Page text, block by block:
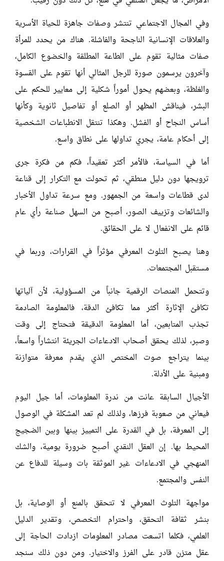
وفي المجال الاجتماعي تنتشر وصفات جاهزة للحياة الأسرية
والعلاقات الإنسانية الناجحة والفاشلة. هناك من يحدد للمرأة
صفات مثالية تقوم على الطاعة المطلقة والخضوع الكامل،
وآخرون يرسمون صورة للرجل المثالي أنها تقوم على القسوة
والغلظة، وبعضهم يحول أموراً شكلية إلى معايير للحكم على
البشر، فيناقش المظهر أو الصلع أو تفاصيل ثانوية وكأنها
أساس النجاح أو الفشل. وهكذا تنتقل الانطباعات الشخصية
إلى أحكام عامة، يجري تداولها على نطاق واسع.
أما في السياسة، فالأمر أكثر تعقيداً، فكم من فكرة جرى
ترويجها دون دليل منطقي، ثم تحولت مع التكرار إلى قناعة
لدى قطاعات واسعة من الجمهور. ومع سرعة تداول الأخبار
والشائعات وتزييف الصور، أصبح من السهل صناعة رأي عام
قائم على الانفعال لا على الحقائق.
وهنا يصبح التلوث المعرفي مؤثراً في القرارات، وربما في
مستقبل المجتمعات.
وتتحمل المنصات الرقمية جانباً من المسؤولية، لأن آلياتها
تكافئ الإثارة أكثر مما تكافئ الدقة، فالمعلومة الصادمة
تجذب المتابعين، أما المعلومة الدقيقة فتحتاج إلى وقت
وصبر، لذلك يحقق أصحاب الادعاءات الجريئة انتشاراً واسعاً،
بينما يتراجع صوت المختص الذي يقدم معرفة متوازنة
ومبنية على الأدلة.
الأجيال السابقة عانت من ندرة المعلومات، أما جيل اليوم
فيعاني من صعوبة فرزها، ولذلك لم تعد المشكلة في الوصول
إلى المعرفة، بل في القدرة على التمييز بينها وبين الضجيج
المحيط بها. إن العقل النقدي أصبح ضرورة يومية، والشك
المنهجي في الادعاءات غير الموثقة بات وسيلة للدفاع عن
النفس والمجتمع.
مواجهة التلوث المعرفي لا تتحقق بالمنع أو الوصاية، بل
بنشر ثقافة التحقق، واحترام التخصص، وتقدير الدليل
العلمي، فكلما اتسعت مصادر المعلومات ازدادت الحاجة إلى
عقل متزن قادر على الفرز والاختيار. ومن دون ذلك سنجد